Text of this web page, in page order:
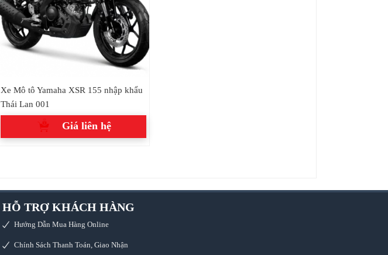
Xe Mô tô Yamaha XSR 155 nhập khẩu
Thái Lan 001
Giá liên hệ
HỖ TRỢ KHÁCH HÀNG
Hướng Dẫn Mua Hàng Online
Chính Sách Thanh Toán, Giao Nhận